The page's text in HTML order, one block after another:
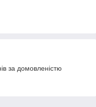
за домовленістю